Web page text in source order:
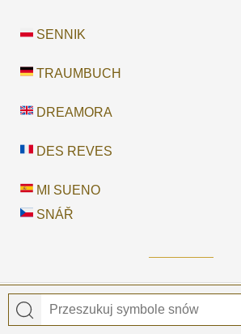
SENNIK
TRAUMBUCH
DREAMORA
DES REVES
MI SUENO
SNÁŘ
© 2026
Sennik